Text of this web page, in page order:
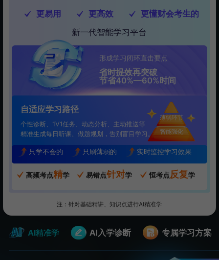
更易用 更高效
更懂财会考生的
新一代智能学习平台
形成学习闭环直击要点
省时提效再突破
节省40%—60%时间
自适应学习路径
个性诊断、1V1任务、动态分析、主动推送等
精准生成每日听课、做题规划，告别盲目学习。
薄弱环节
智能强化
只学不会的 只刷薄弱的 实时监控学习效果
高频考点精学 易错点针对学 恒考点反复学
注：针对基础精讲、知识点进行Al精准学
AI精准学 AI入学诊断 专属学习方案